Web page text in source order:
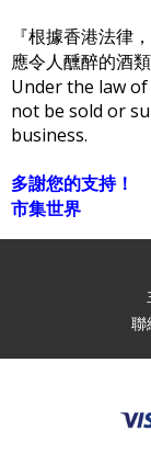
『根據香港法律
應令人醺醉的酒類
Under the law
not be sold or
business.
多謝您的支持！
市集世界
聯